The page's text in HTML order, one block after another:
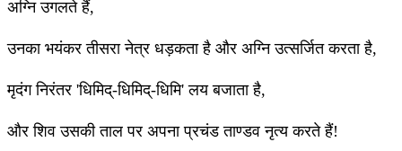
अग्नि उगलते हैं,
उनका भयंकर तीसरा नेत्र धड़कता है और अग्नि उत्सर्जित करता है,
मृदंग निरंतर 'धिमिद्-धिमिद्-धिमि' लय बजाता है,
और शिव उसकी ताल पर अपना प्रचंड ताण्डव नृत्य करते हैं!